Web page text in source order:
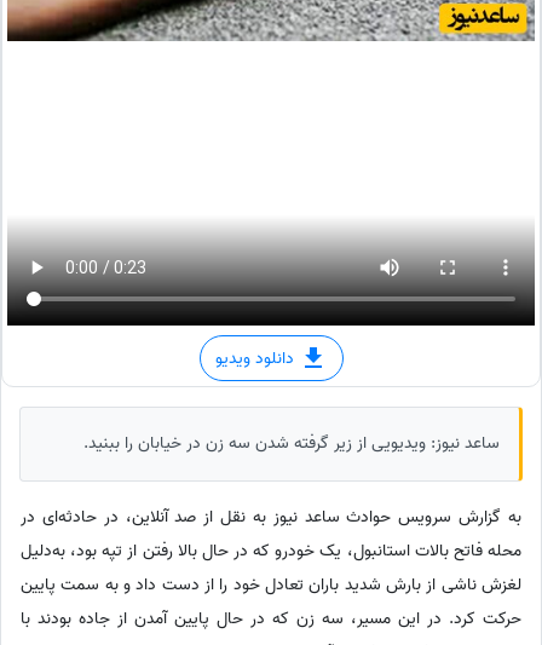
دانلود ویدیو
ساعد نیوز: ویدیویی از زیر گرفته شدن سه زن در خیابان را ببنید.
به گزارش سرویس حوادث ساعد نیوز به نقل از صد آنلاین، در حادثه‌ای در
محله فاتح بالات استانبول، یک خودرو که در حال بالا رفتن از تپه بود، به‌دلیل
لغزش ناشی از بارش شدید باران تعادل خود را از دست داد و به سمت پایین
حرکت کرد. در این مسیر، سه زن که در حال پایین آمدن از جاده بودند با